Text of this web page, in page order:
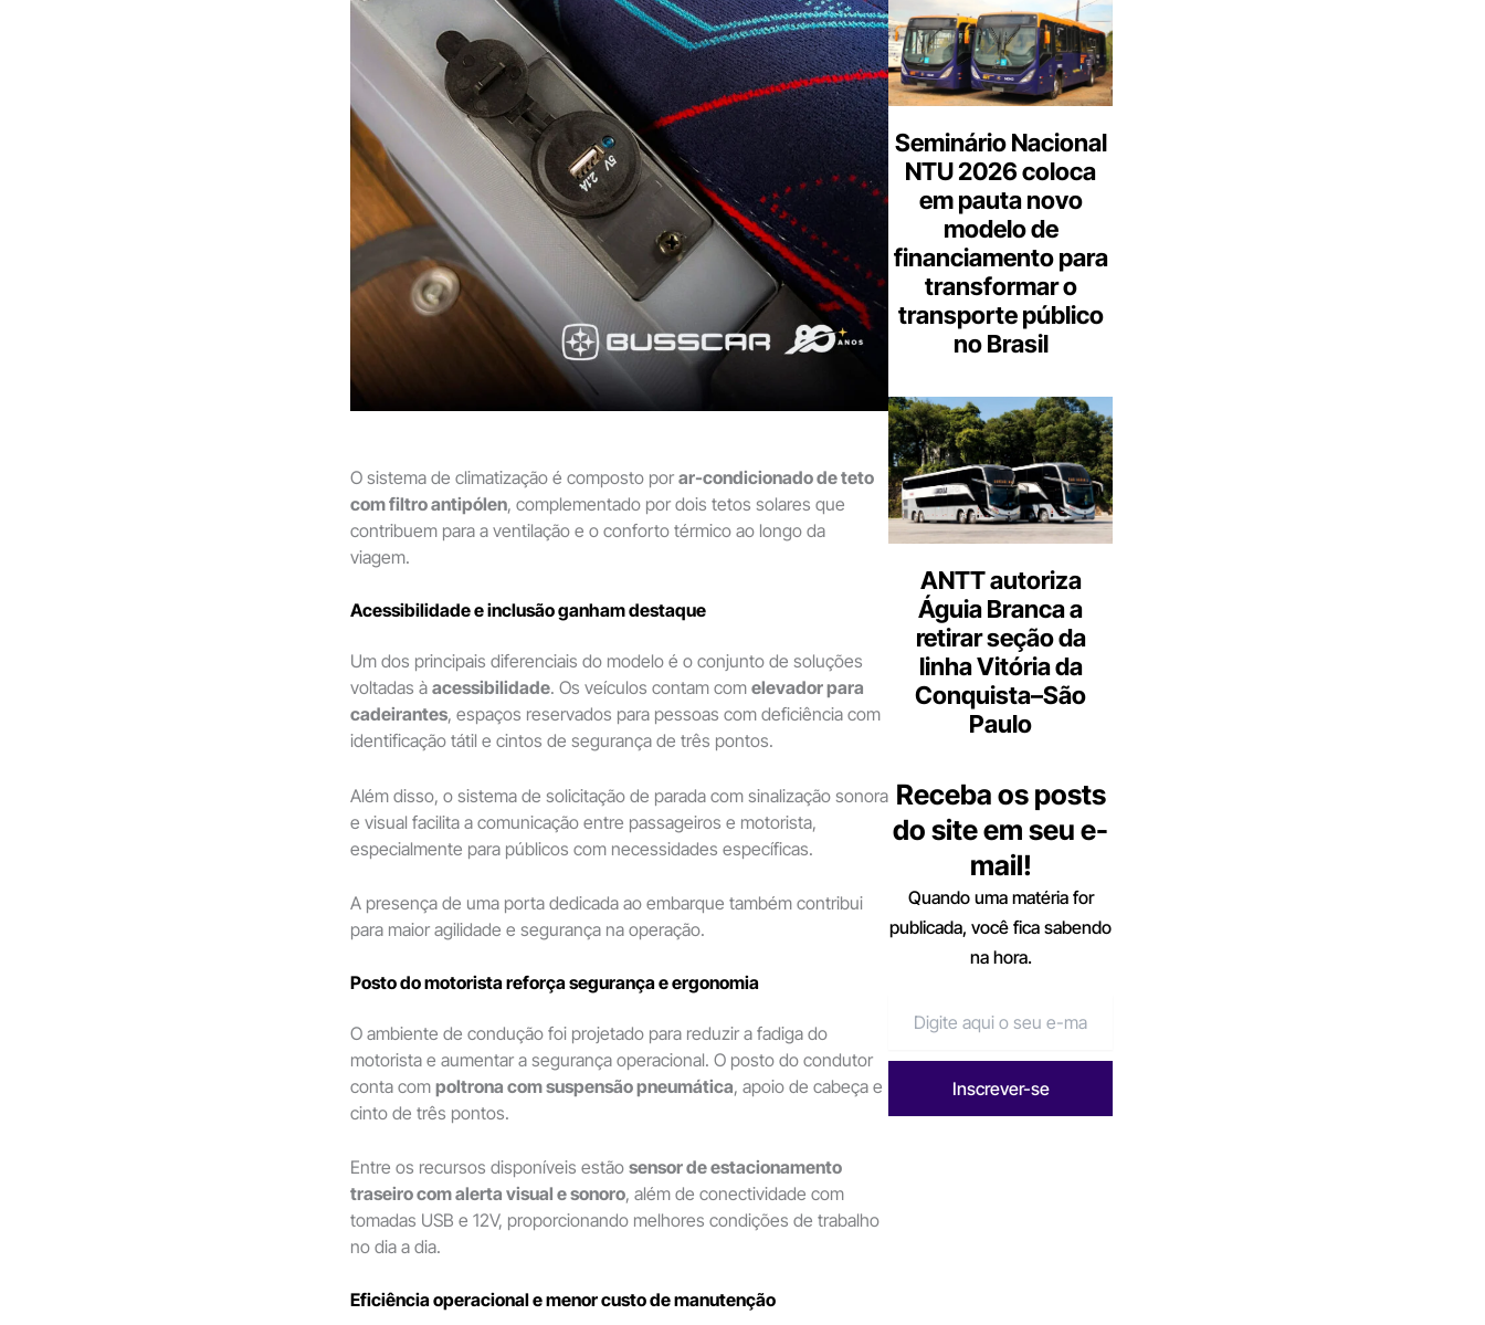
O sistema de climatização é composto por ar-condicionado de teto
com filtro antipólen, complementado por dois tetos solares que
contribuem para a ventilação e o conforto térmico ao longo da
viagem.
Acessibilidade e inclusão ganham destaque
Um dos principais diferenciais do modelo é o conjunto de soluções
voltadas à acessibilidade. Os veículos contam com elevador para
cadeirantes, espaços reservados para pessoas com deficiência com
identificação tátil e cintos de segurança de três pontos.
Além disso, o sistema de solicitação de parada com sinalização sonora
e visual facilita a comunicação entre passageiros e motorista,
especialmente para públicos com necessidades específicas.
A presença de uma porta dedicada ao embarque também contribui
para maior agilidade e segurança na operação.
Posto do motorista reforça segurança e ergonomia
O ambiente de condução foi projetado para reduzir a fadiga do
motorista e aumentar a segurança operacional. O posto do condutor
conta com poltrona com suspensão pneumática, apoio de cabeça e
cinto de três pontos.
Entre os recursos disponíveis estão sensor de estacionamento
traseiro com alerta visual e sonoro, além de conectividade com
tomadas USB e 12V, proporcionando melhores condições de trabalho
no dia a dia.
Eficiência operacional e menor custo de manutenção
Seminário Nacional
NTU 2026 coloca
em pauta novo
modelo de
financiamento para
transformar o
transporte público
no Brasil
ANTT autoriza
Águia Branca a
retirar seção da
linha Vitória da
Conquista–São
Paulo
Receba os posts
do site em seu e-
mail!
Quando uma matéria for
publicada, você fica sabendo
na hora.
Inscrever-se